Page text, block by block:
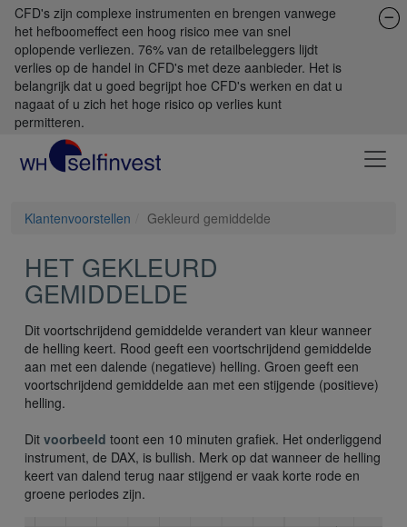
CFD's zijn complexe instrumenten en brengen vanwege
het hefboomeffect een hoog risico mee van snel
oplopende verliezen. 76% van de retailbeleggers lijdt
verlies op de handel in CFD's met deze aanbieder. Het is
belangrijk dat u goed begrijpt hoe CFD's werken en dat u
nagaat of u zich het hoge risico op verlies kunt
permitteren.
Klantenvoorstellen Gekleurd gemiddelde
HET GEKLEURD
GEMIDDELDE
Dit voortschrijdend gemiddelde verandert van kleur wanneer
de helling keert. Rood geeft een voortschrijdend gemiddelde
aan met een dalende (negatieve) helling. Groen geeft een
voortschrijdend gemiddelde aan met een stijgende (positieve)
helling.
Dit voorbeeld toont een 10 minuten grafiek. Het onderliggend
instrument, de DAX, is bullish. Merk op dat wanneer de helling
keert van dalend terug naar stijgend er vaak korte rode en
groene periodes zijn.